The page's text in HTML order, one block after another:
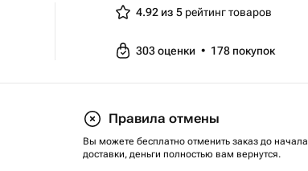
4.92 из 5рейтинг товаров
303оценки • 178 покупок
Правила отмены
Вы можете бесплатно отменить заказ до начала
доставки, деньги полностью вам вернутся.